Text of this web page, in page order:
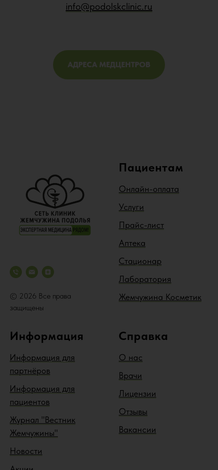
info@podolskclinic.ru
АДРЕСА МЕДЦЕНТРОВ
© 2026 Все права
защищены
Пациентам
Онлайн-оплата
Услуги
Прайс-лист
Аптека
Стационар
Лаборатория
Жемчужина Косметик
Информация
Информация для
партнёров
Информация для
пациентов
Журнал "Вестник
Жемчужины"
Новости
Справка
О нас
Врачи
Лицензии
Отзывы
Вакансии